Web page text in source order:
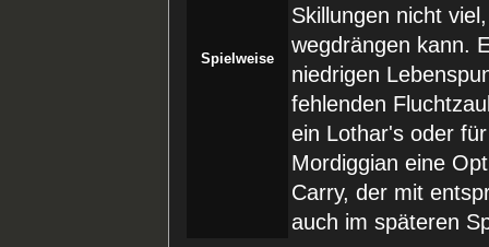
Spielweise
Skillungen nicht
wegdrängen kann.
niedrigen
fehlenden
ein Lothar's oder
Mordiggian eine
Carry, der mit
auch im späteren